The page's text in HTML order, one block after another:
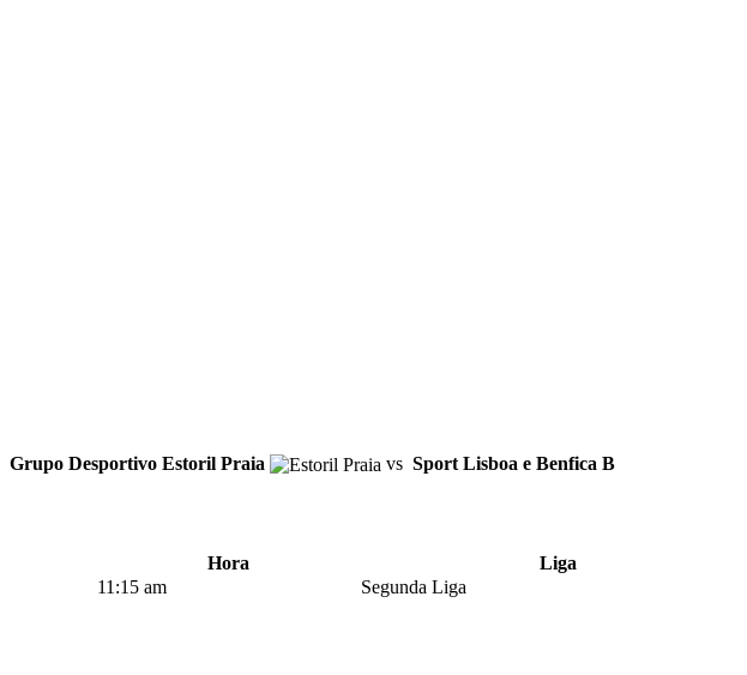
Grupo Desportivo Estoril Praia vs Sport Lisboa e Benfica B
Hora Liga
11:15 am Segunda Liga